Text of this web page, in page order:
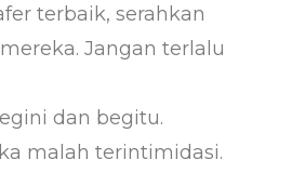
terbaik, serahkan
Jangan terlalu
dan begitu.
malah terintimidasi.